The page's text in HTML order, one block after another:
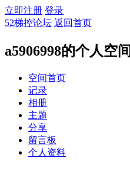
立即注册 登录
52梯控论坛 返回首页
a5906998的个人空间
空间首页
记录
相册
主题
分享
留言板
个人资料